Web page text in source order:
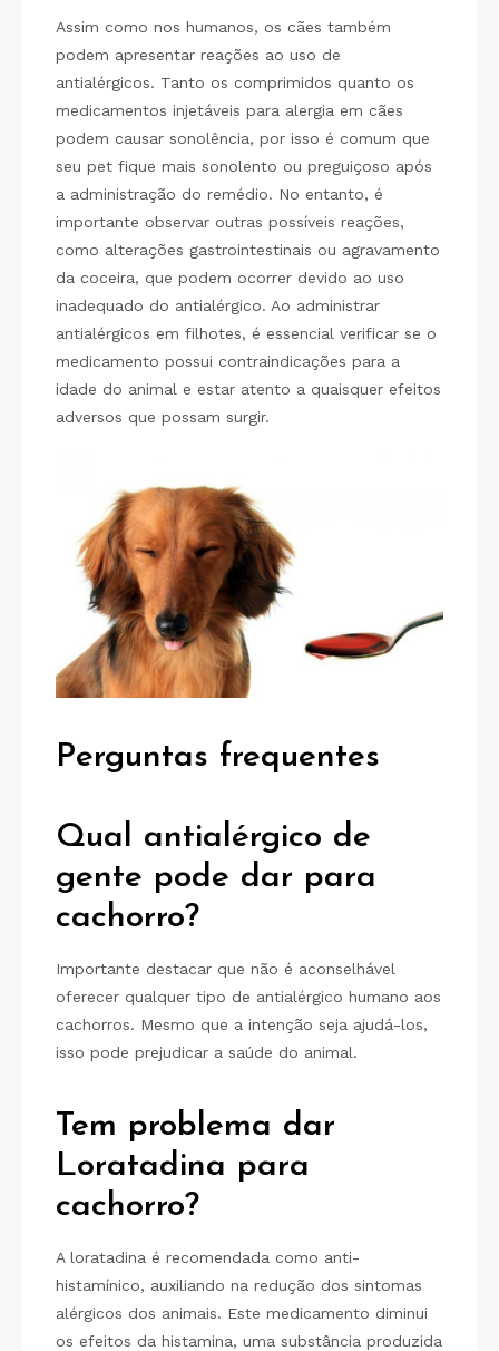
Assim como nos humanos, os cães também
podem apresentar reações ao uso de
antialérgicos. Tanto os comprimidos quanto os
medicamentos injetáveis para alergia em cães
podem causar sonolência, por isso é comum que
seu pet fique mais sonolento ou preguiçoso após
a administração do remédio. No entanto, é
importante observar outras possíveis reações,
como alterações gastrointestinais ou agravamento
da coceira, que podem ocorrer devido ao uso
inadequado do antialérgico. Ao administrar
antialérgicos em filhotes, é essencial verificar se o
medicamento possui contraindicações para a
idade do animal e estar atento a quaisquer efeitos
adversos que possam surgir.
Perguntas frequentes
Qual antialérgico de
gente pode dar para
cachorro?
Importante destacar que não é aconselhável
oferecer qualquer tipo de antialérgico humano aos
cachorros. Mesmo que a intenção seja ajudá-los,
isso pode prejudicar a saúde do animal.
Tem problema dar
Loratadina para
cachorro?
A loratadina é recomendada como anti-
histamínico, auxiliando na redução dos sintomas
alérgicos dos animais. Este medicamento diminui
os efeitos da histamina, uma substância produzida